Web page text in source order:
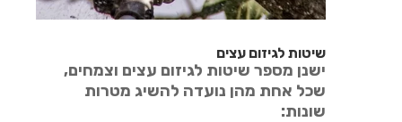
שיטות לגיזום עצים
ישנן מספר שיטות לגיזום עצים וצמחים,
שכל אחת מהן נועדה להשיג מטרות
שונות: